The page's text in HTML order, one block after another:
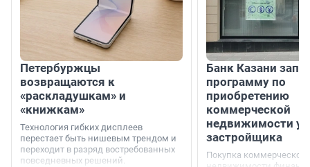
Петербуржцы
возвращаются к
«раскладушкам» и
«книжкам»
Технология гибких дисплеев
перестает быть нишевым трендом и
переходит в разряд востребованных
повседневных решений.
Банк Казани
программу по
приобретению
коммерческой
недвижимости у
застройщика
Покупка коммерческой